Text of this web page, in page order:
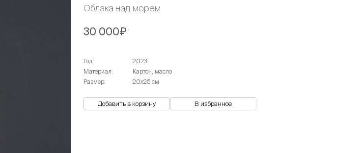
Облака над морем
30 000₽
Год:
2023
Материал:
Картон, масло
Размер:
20х25 см
Добавить в корзину В избранное